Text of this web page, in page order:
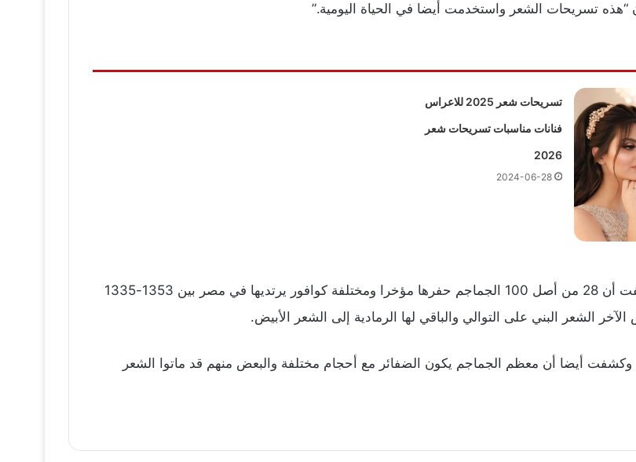
تسريحات الشعر واستخدمت أيضا في الحياة اليومية.”
تسريحات شعر 2025 للاعراس
فنانات مناسبات تسريحات شعر
2026
2024-06-28
واصلت بوس أن الدراسات على مقبرة تل العمارنة في وكشفت أن 28 من أصل 100 الجماجم حفرها مؤخرا ومختلفة كوافور يرتديها في مصر بين 1353-1335
الشعر البني على التوالي والباقي لها الرمادية إلى الشعر الأبيض.
أيضا أن معظم الجماجم يكون الضفائر مع أحجام مختلفة والبعض منهم قد ماتوا الشعر